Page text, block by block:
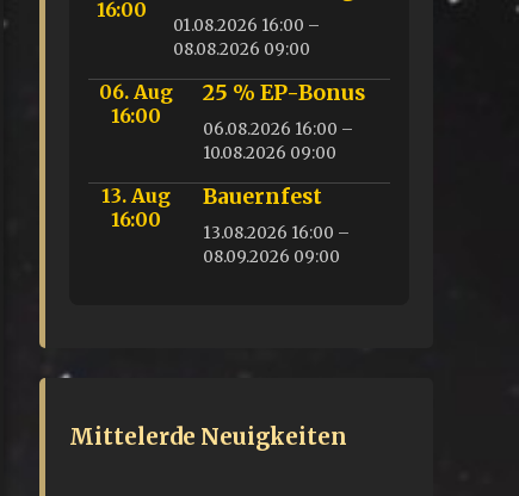
16:00
01.08.2026 16:00 –
08.08.2026 09:00
06. Aug
16:00
25 % EP-Bonus
06.08.2026 16:00 –
10.08.2026 09:00
13. Aug
16:00
Bauernfest
13.08.2026 16:00 –
08.09.2026 09:00
Mittelerde Neuigkeiten